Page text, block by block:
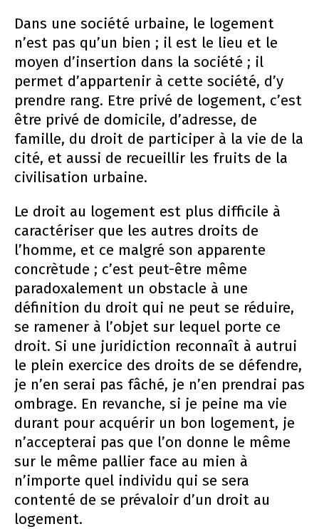
Dans une société urbaine, le logement
n’est pas qu’un bien ; il est le lieu et le
moyen d’insertion dans la société ; il
permet d’appartenir à cette société, d’y
prendre rang. Etre privé de logement, c’est
être privé de domicile, d’adresse, de
famille, du droit de participer à la vie de la
cité, et aussi de recueillir les fruits de la
civilisation urbaine.
Le droit au logement est plus difficile à
caractériser que les autres droits de
l’homme, et ce malgré son apparente
concrètude ; c’est peut-être même
paradoxalement un obstacle à une
définition du droit qui ne peut se réduire,
se ramener à l’objet sur lequel porte ce
droit. Si une juridiction reconnaît à autrui
le plein exercice des droits de se défendre,
je n’en serai pas fâché, je n’en prendrai pas
ombrage. En revanche, si je peine ma vie
durant pour acquérir un bon logement, je
n’accepterai pas que l’on donne le même
sur le même pallier face au mien à
n’importe quel individu qui se sera
contenté de se prévaloir d’un droit au
logement.